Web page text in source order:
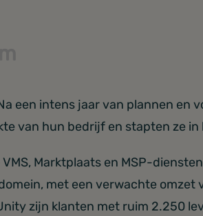
een intens jaar van plannen en
van hun bedrijf en stapten ze
Marktplaats en MSP-
met een verwachte
zijn klanten met ruim 2.250